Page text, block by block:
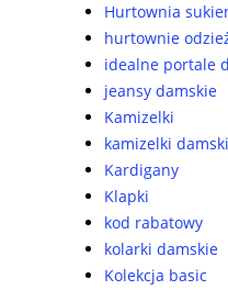
Hurtownia
hurtownie
idealne portale
jeansy damskie
Kamizelki
kamizelki
Kardigany
Klapki
kod rabatowy
kolarki damskie
Kolekcja basic